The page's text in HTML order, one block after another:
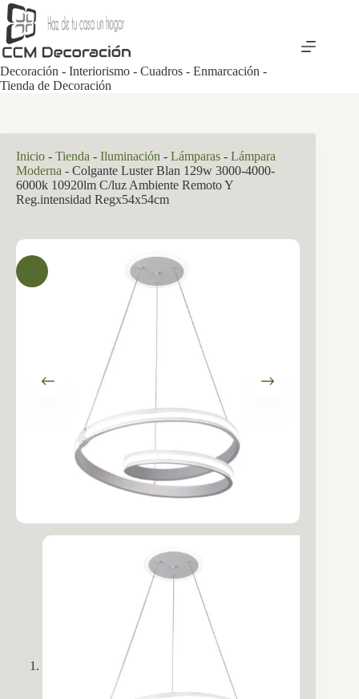
Saltar
al
contenido
Decoración - Interiorismo - Cuadros - Enmarcación -
Tienda de Decoración
Inicio - Tienda - Iluminación - Lámparas - Lámpara
Moderna - Colgante Luster Blan 129w 3000-4000-
6000k 10920lm C/luz Ambiente Remoto Y
Reg.intensidad Regx54x54cm